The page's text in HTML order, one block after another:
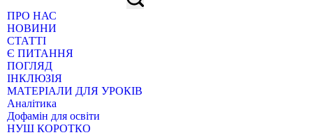
ПРО НАС
НОВИНИ
СТАТТІ
Є ПИТАННЯ
ПОГЛЯД
ІНКЛЮЗІЯ
МАТЕРІАЛИ ДЛЯ УРОКІВ
Аналітика
Дофамін для освіти
НУШ КОРОТКО